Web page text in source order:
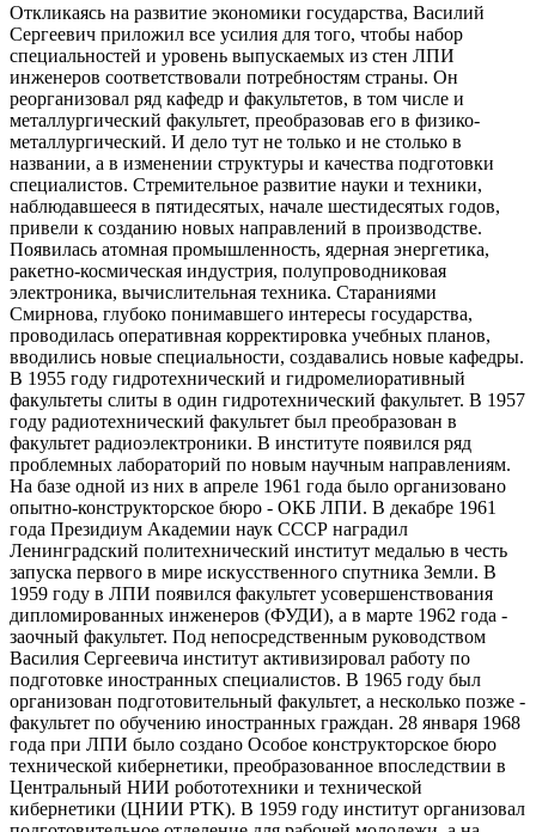
Откликаясь на развитие экономики государства, Василий
Сергеевич приложил все усилия для того, чтобы набор
специальностей и уровень выпускаемых из стен ЛПИ
инженеров соответствовали потребностям страны. Он
реорганизовал ряд кафедр и факультетов, в том числе и
металлургический факультет, преобразовав его в физико-
металлургический. И дело тут не только и не столько в
названии, а в изменении структуры и качества подготовки
специалистов. Стремительное развитие науки и техники,
наблюдавшееся в пятидесятых, начале шестидесятых годов,
привели к созданию новых направлений в производстве.
Появилась атомная промышленность, ядерная энергетика,
ракетно-космическая индустрия, полупроводниковая
электроника, вычислительная техника. Стараниями
Смирнова, глубоко понимавшего интересы государства,
проводилась оперативная корректировка учебных планов,
вводились новые специальности, создавались новые кафедры.
В 1955 году гидротехнический и гидромелиоративный
факультеты слиты в один гидротехнический факультет. В 1957
году радиотехнический факультет был преобразован в
факультет радиоэлектроники. В институте появился ряд
проблемных лабораторий по новым научным направлениям.
На базе одной из них в апреле 1961 года было организовано
опытно-конструкторское бюро - ОКБ ЛПИ. В декабре 1961
года Президиум Академии наук СССР наградил
Ленинградский политехнический институт медалью в честь
запуска первого в мире искусственного спутника Земли. В
1959 году в ЛПИ появился факультет усовершенствования
дипломированных инженеров (ФУДИ), а в марте 1962 года -
заочный факультет. Под непосредственным руководством
Василия Сергеевича институт активизировал работу по
подготовке иностранных специалистов. В 1965 году был
организован подготовительный факультет, а несколько позже -
факультет по обучению иностранных граждан. 28 января 1968
года при ЛПИ было создано Особое конструкторское бюро
технической кибернетики, преобразованное впоследствии в
Центральный НИИ робототехники и технической
кибернетики (ЦНИИ РТК). В 1959 году институт организовал